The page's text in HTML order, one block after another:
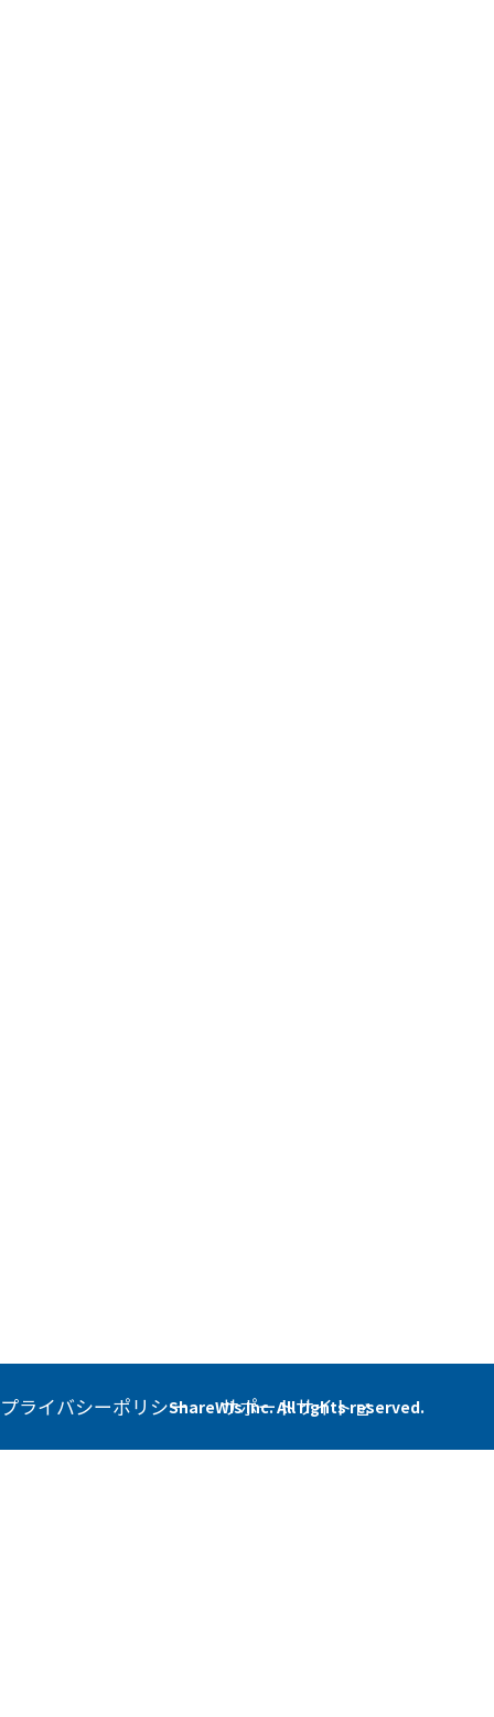
プライバシーポリシー サポートサイト
ShareWis Inc. All rights reserved.